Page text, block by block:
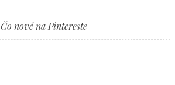
Čo nové na Pintereste